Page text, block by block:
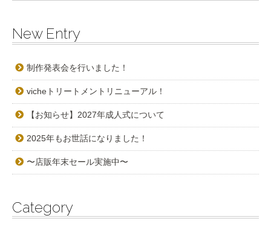
New Entry
制作発表会を行いました！
vicheトリートメントリニューアル！
【お知らせ】2027年成人式について
2025年もお世話になりました！
〜店販年末セール実施中〜
Category